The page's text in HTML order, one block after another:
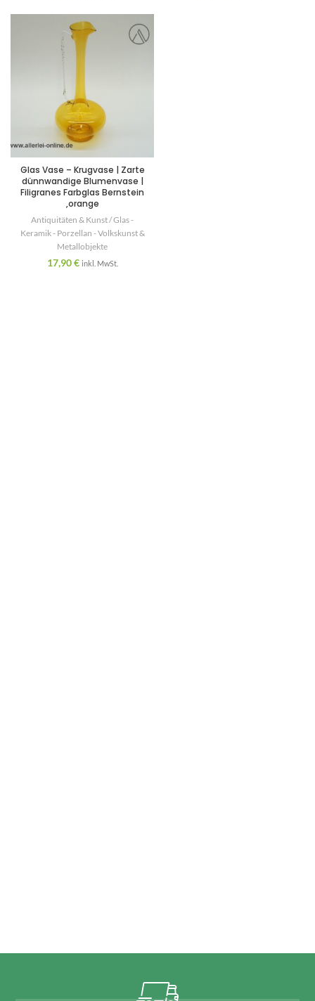
Glas Vase – Krugvase | Zarte
dünnwandige Blumenvase |
Filigranes Farbglas Bernstein
,orange
Antiquitäten & Kunst / Glas -
Keramik - Porzellan - Volkskunst &
Metallobjekte
17,90€ inkl. MwSt.